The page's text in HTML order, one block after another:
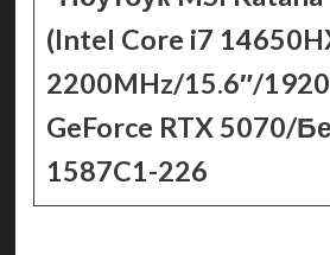
(Intel Core i7
2200MHz/15.6″/
GeForce RTX 5070/
1587C1-226